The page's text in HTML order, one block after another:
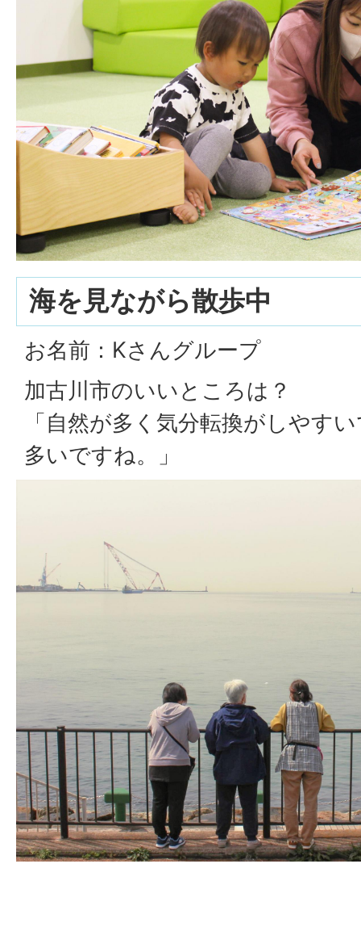
海を見ながら散歩中
お名前：Kさんグループ
加古川市のいいところは？
「自然が多く気分転換がしやす
多いですね。」